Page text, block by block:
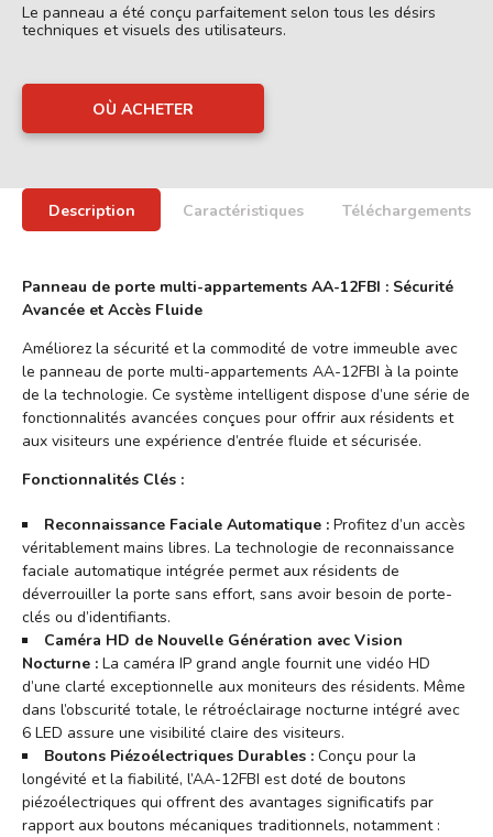
Le panneau a été conçu parfaitement selon tous les désirs
techniques et visuels des utilisateurs.
OÙ ACHETER
Description Caractéristiques Téléchargements
Panneau de porte multi-appartements AA-12FBI : Sécurité
Avancée et Accès Fluide
Améliorez la sécurité et la commodité de votre immeuble avec
le panneau de porte multi-appartements AA-12FBI à la pointe
de la technologie. Ce système intelligent dispose d’une série de
fonctionnalités avancées conçues pour offrir aux résidents et
aux visiteurs une expérience d’entrée fluide et sécurisée.
Fonctionnalités Clés :
Reconnaissance Faciale Automatique : Profitez d’un accès
véritablement mains libres. La technologie de reconnaissance
faciale automatique intégrée permet aux résidents de
déverrouiller la porte sans effort, sans avoir besoin de porte-
clés ou d’identifiants.
Caméra HD de Nouvelle Génération avec Vision
Nocturne : La caméra IP grand angle fournit une vidéo HD
d’une clarté exceptionnelle aux moniteurs des résidents. Même
dans l’obscurité totale, le rétroéclairage nocturne intégré avec
6 LED assure une visibilité claire des visiteurs.
Boutons Piézoélectriques Durables : Conçu pour la
longévité et la fiabilité, l’AA-12FBI est doté de boutons
piézoélectriques qui offrent des avantages significatifs par
rapport aux boutons mécaniques traditionnels, notamment :